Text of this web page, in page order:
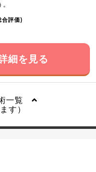
合評価)
細を見る
一覧
す）